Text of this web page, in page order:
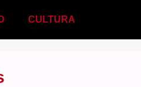
CULTURA